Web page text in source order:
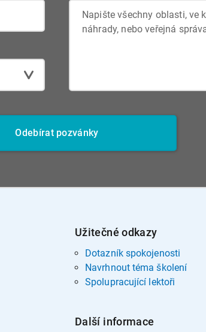
Odebírat pozvánky
Užitečné odkazy
Dotazník spokojenosti
Navrhnout téma školení
Spolupracující lektoři
Další informace